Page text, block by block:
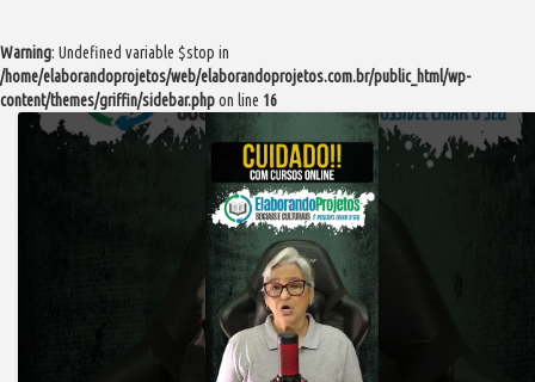
Warning: Undefined variable $stop in
/home/elaborandoprojetos/web/elaborandoprojetos.com.br/public_html/wp-
content/themes/griffin/sidebar.phpon line 16